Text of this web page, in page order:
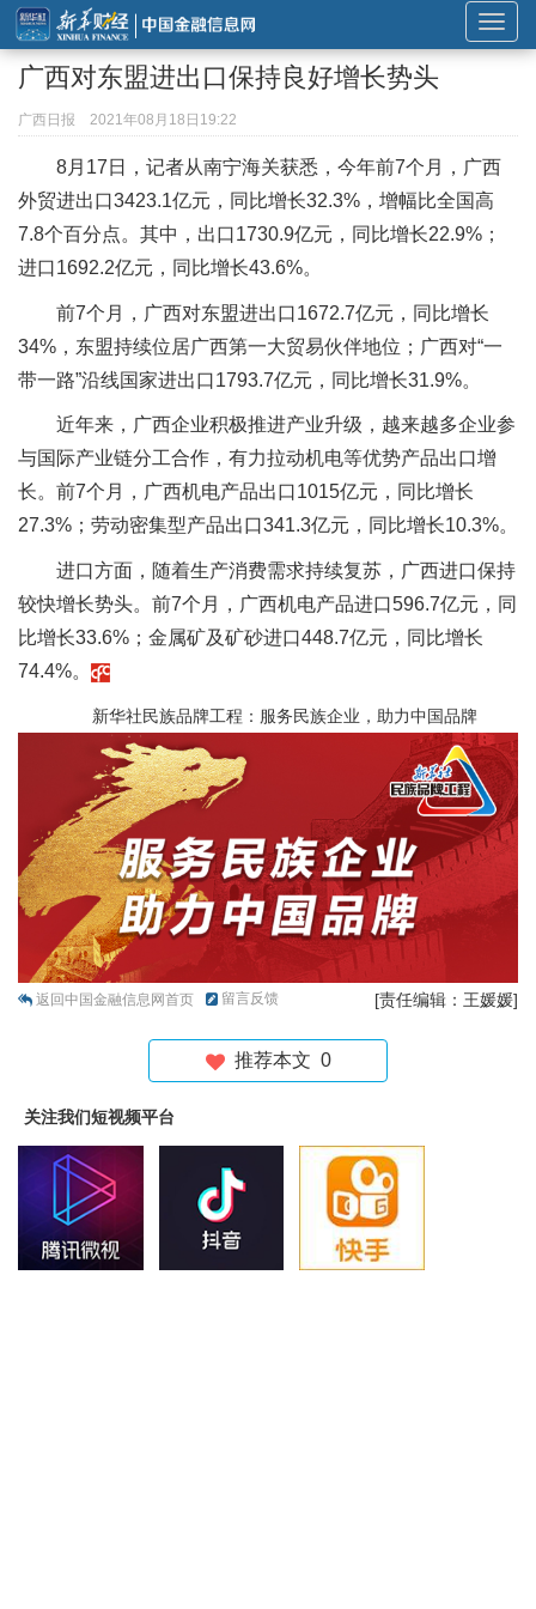
展
开
导
航
广西对东盟进出口保持良好增长势头
广西日报 2021年08月18日19:22
8月17日，记者从南宁海关获悉，今年前7个月，广西
外贸进出口3423.1亿元，同比增长32.3%，增幅比全国高
7.8个百分点。其中，出口1730.9亿元，同比增长22.9%；
进口1692.2亿元，同比增长43.6%。
前7个月，广西对东盟进出口1672.7亿元，同比增长
34%，东盟持续位居广西第一大贸易伙伴地位；广西对“一
带一路”沿线国家进出口1793.7亿元，同比增长31.9%。
近年来，广西企业积极推进产业升级，越来越多企业参
与国际产业链分工合作，有力拉动机电等优势产品出口增
长。前7个月，广西机电产品出口1015亿元，同比增长
27.3%；劳动密集型产品出口341.3亿元，同比增长10.3%。
进口方面，随着生产消费需求持续复苏，广西进口保持
较快增长势头。前7个月，广西机电产品进口596.7亿元，同
比增长33.6%；金属矿及矿砂进口448.7亿元，同比增长
74.4%。
新华社民族品牌工程：服务民族企业，助力中国品牌
返回中国金融信息网首页 留言反馈 [责任编辑：王媛媛]
推荐本文 0
关注我们短视频平台